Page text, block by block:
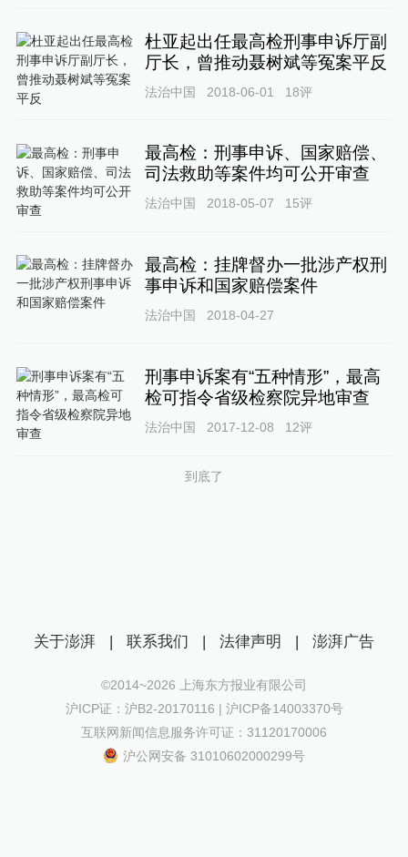
杜亚起出任最高检刑事申诉厅副
厅长，曾推动聂树斌等冤案平反
法治中国 2018-06-01 18评
最高检：刑事申诉、国家赔偿、
司法救助等案件均可公开审查
法治中国 2018-05-07 15评
最高检：挂牌督办一批涉产权刑
事申诉和国家赔偿案件
法治中国 2018-04-27
刑事申诉案有“五种情形”，最高
检可指令省级检察院异地审查
法治中国 2017-12-08 12评
到底了
关于澎湃 | 联系我们 | 法律声明 | 澎湃广告
©2014~2026 上海东方报业有限公司
沪ICP证：沪B2-20170116 | 沪ICP备14003370号
互联网新闻信息服务许可证：31120170006
沪公网安备 31010602000299号